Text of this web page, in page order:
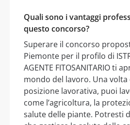
Quali sono i vantaggi
questo concorso?
Superare il concorso
Piemonte per il profilo di
AGENTE FITOSANITARIO ti
mondo del lavoro. Una
posizione lavorativa, puoi
come l’agricoltura, la
salute delle piante. Potresti